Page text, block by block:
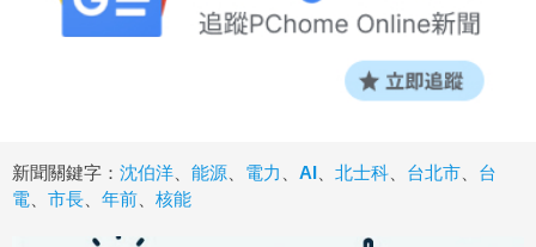
新聞關鍵字： 沈伯洋 能源 電力 AI 北士科 台北市
台
電
市長 年前 核能